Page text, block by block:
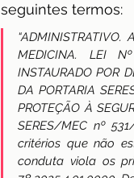
seguintes termos:
“ADMINISTRATIVO.
MEDICINA. LEI Nº
INSTAURADO POR
DA PORTARIA
PROTEÇÃO À
SERES/MEC nº
critérios que não
conduta viola os